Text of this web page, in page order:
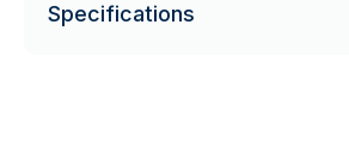
Specifications